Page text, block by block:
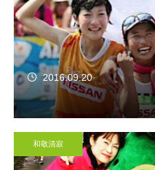
2016.09.20
和敬清寂